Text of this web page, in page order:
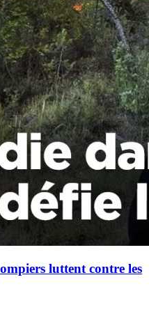
luttent contre les